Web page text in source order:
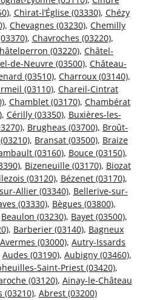
, Chirat-l’Église (03330), Chézy
, Chevagnes (03230), Chemilly
, Chavroches (03220),
(03220), Châtel-
de-Neuvre (03500), Château-
(03510), Charroux (03140),
(03110), Chareil-Cintrat
, Chamblet (03170), Chambérat
, Cérilly (03350), Buxières-les-
, Brugheas (03700), Broût-
, Bransat (03500), Braize
(03160), Bouce (03150),
, Bizeneuille (03170), Biozat
(03120), Bézenet (03170),
Allier (03340), Bellerive-sur-
(03330), Bègues (03800),
Beaulon (03230), Bayet (03500),
, Barberier (03140), Bagneux
Avermes (03000), Autry-Issards
Audes (03190), Aubigny (03460),
Saint-Priest (03420),
(03120), Ainay-le-Château
(03210), Abrest (03200)